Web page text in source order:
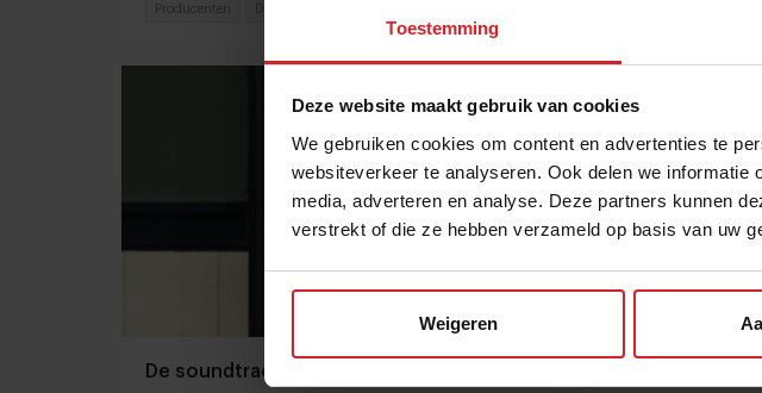
Toestemming
Deze website maakt gebruik van cookies
We gebruiken cookies om content en advertenties te
websiteverkeer te analyseren. Ook delen we
media, adverteren en analyse. Deze partners kunnen
verstrekt of die ze hebben verzameld op basis van uw
Weigeren
Producenten
De soundtrack van Steven Broere van